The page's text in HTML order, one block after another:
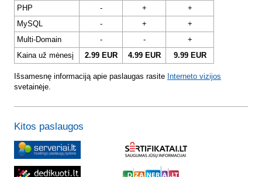
PHP
- +
+
MySQL
- +
+
Multi-Domain
- -
+
Kaina už mėnesį
2.99 EUR 4.99 EUR 9.99 EUR
Išsamesnę informaciją apie paslaugas rasite Interneto vizijos
svetainėje.
Kitos paslaugos